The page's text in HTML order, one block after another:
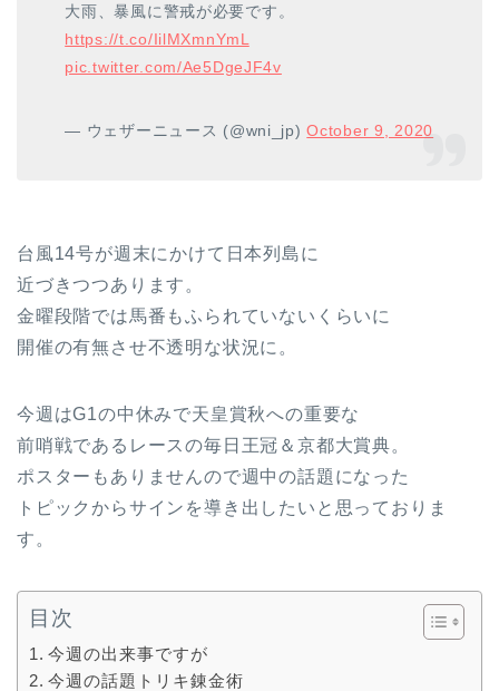
大雨、暴風に警戒が必要です。
https://t.co/IilMXmnYmL
pic.twitter.com/Ae5DgeJF4v
— ウェザーニュース (@wni_jp)October 9, 2020
台風14号が週末にかけて日本列島に
近づきつつあります。
金曜段階では馬番もふられていないくらいに
開催の有無させ不透明な状況に。
今週はG1の中休みで天皇賞秋への重要な
前哨戦であるレースの毎日王冠＆京都大賞典。
ポスターもありませんので週中の話題になった
トピックからサインを導き出したいと思っておりま
す。
目次
今週の出来事ですが
今週の話題トリキ錬金術